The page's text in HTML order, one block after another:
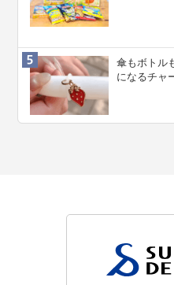
傘もボトル
になるチャ